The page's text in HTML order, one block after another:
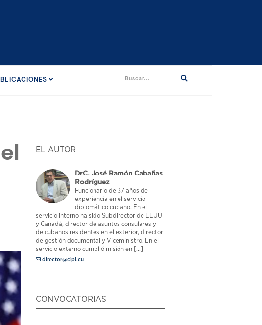
EL AUTOR
DrC. José Ramón Cabañas
Rodríguez
Funcionario de 37 años de
experiencia en el servicio
diplomático cubano. En el
servicio interno ha sido Subdirector de EEUU
y Canadá, director de asuntos consulares y
de cubanos residentes en el exterior, director
de gestión documental y Viceministro. En el
servicio externo cumplió misión en [...]
director@cipi.cu
CONVOCATORIAS